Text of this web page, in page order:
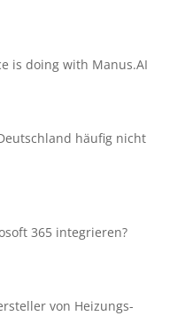
is doing with Manus.AI
häufig nicht
365 integrieren?
von Heizungs-